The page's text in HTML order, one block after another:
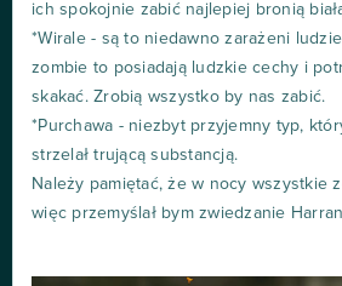
ich spokojnie zabić najlepiej bronią
*Wirale - są to niedawno zarażeni
zombie to posiadają ludzkie cechy i
skakać. Zrobią wszystko by nas zabić.
*Purchawa - niezbyt przyjemny typ,
strzelał trującą substancją.
Należy pamiętać, że w nocy wszystkie
więc przemyślał bym zwiedzanie